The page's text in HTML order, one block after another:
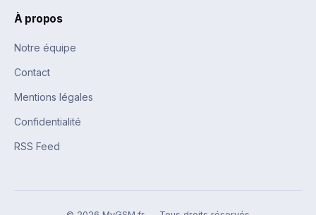
À propos
Notre équipe
Contact
Mentions légales
Confidentialité
RSS Feed